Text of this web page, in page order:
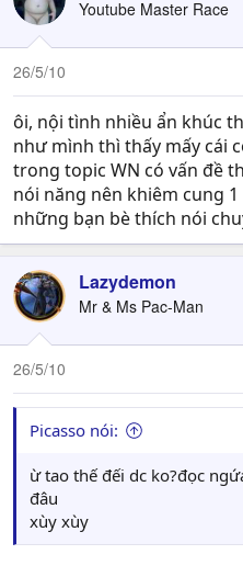
Youtube Master Race
26/5/10
ôi, nội tình nhiều ẩn khúc
như mình thì thấy mấy cái
trong topic WN có vấn đề
nói năng nên khiêm cung
những bạn bè thích nói
Lazydemon
Mr & Ms Pac-Man
26/5/10
Picasso nói:
ừ tao thế đếi dc ko?đọc
đâu
xùy xùy